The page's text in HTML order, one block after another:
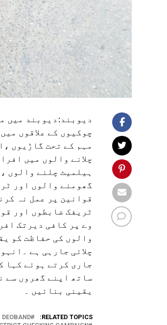
دیوبند:دیوبند میں
چوکیوں کے علاقوں
مہم کے تحت گاڑیوں
چلانے والوں میں
ہیلمیٹ چلنے والوں
گھومنے والوں اور
قوانین پر عمل نہ
ٹریفک ضابطوں اور
وے پر کافی دیرتک
والوں کی حفاظت کو
چلائی جارہی ہے
جاری کرتے ہوئے کہا
ساتھ اپنے گھروں سے
یقینی بنائیں ۔
RELATED TOPICS:
DEOBAND